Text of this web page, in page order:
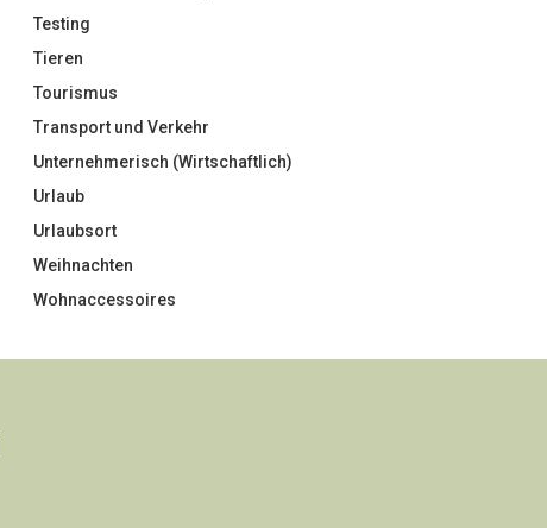
Testing
Tieren
Tourismus
Transport und Verkehr
Unternehmerisch (Wirtschaftlich)
Urlaub
Urlaubsort
Weihnachten
Wohnaccessoires